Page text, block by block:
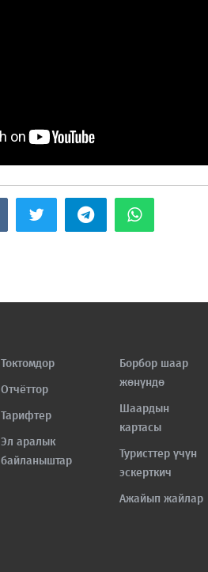
Токтомдор
Отчёттор
Тарифтер
Эл аралык
байланыштар
Борбор шаар
жөнүндө
Шаардын
картасы
Туристтер үчүн
эскерткич
Ажайып жайлар